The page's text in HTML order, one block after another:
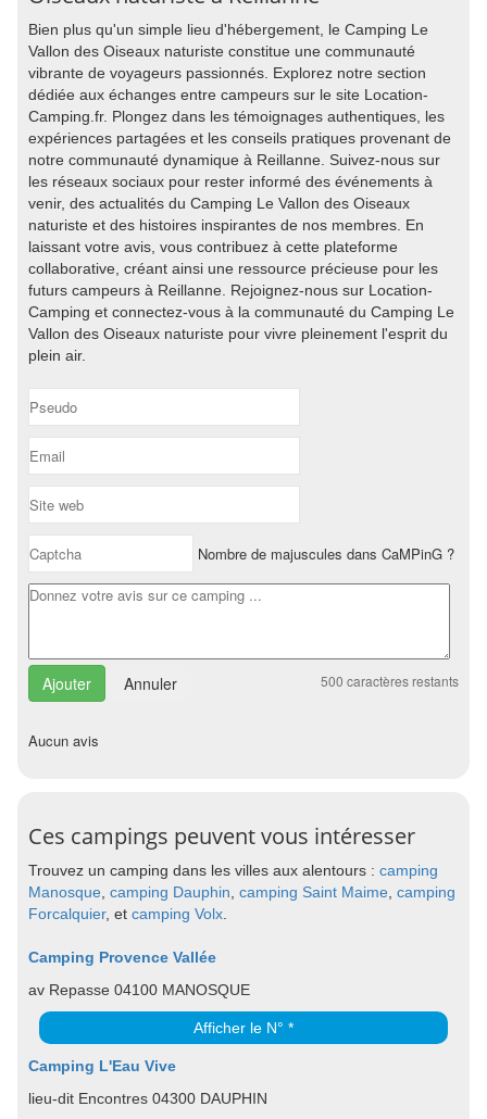
Bien plus qu'un simple lieu d'hébergement, le Camping Le
Vallon des Oiseaux naturiste constitue une communauté
vibrante de voyageurs passionnés. Explorez notre section
dédiée aux échanges entre campeurs sur le site Location-
Camping.fr. Plongez dans les témoignages authentiques, les
expériences partagées et les conseils pratiques provenant de
notre communauté dynamique à Reillanne. Suivez-nous sur
les réseaux sociaux pour rester informé des événements à
venir, des actualités du Camping Le Vallon des Oiseaux
naturiste et des histoires inspirantes de nos membres. En
laissant votre avis, vous contribuez à cette plateforme
collaborative, créant ainsi une ressource précieuse pour les
futurs campeurs à Reillanne. Rejoignez-nous sur Location-
Camping et connectez-vous à la communauté du Camping Le
Vallon des Oiseaux naturiste pour vivre pleinement l'esprit du
plein air.
Nombre de majuscules dans CaMPinG ?
Annuler 500 caractères restants
Aucun avis
Ces campings peuvent vous intéresser
Trouvez un camping dans les villes aux alentours : camping
Manosque camping Dauphin camping Saint Maime camping
Forcalquier, et camping Volx
Camping Provence Vallée
av Repasse 04100 MANOSQUE
Afficher le N° *
Camping L'Eau Vive
lieu-dit Encontres 04300 DAUPHIN